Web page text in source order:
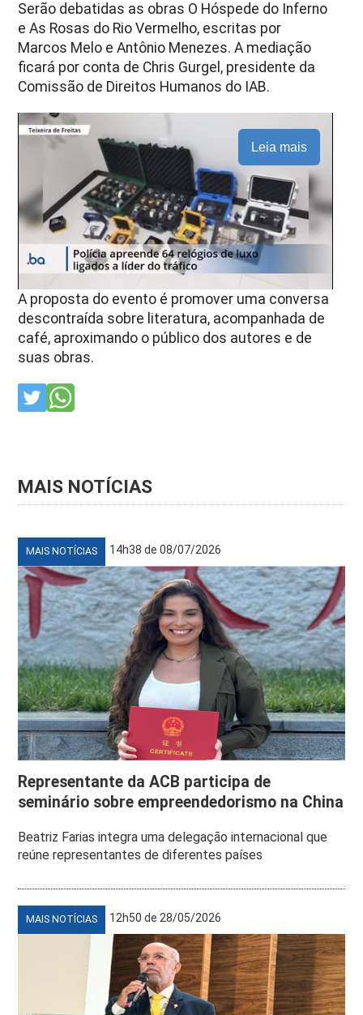
Serão debatidas as obras O Hóspede do Inferno
e As Rosas do Rio Vermelho, escritas por
Marcos Melo e Antônio Menezes. A mediação
ficará por conta de Chris Gurgel, presidente da
Comissão de Direitos Humanos do IAB.
Leia mais
A proposta do evento é promover uma conversa
descontraída sobre literatura, acompanhada de
café, aproximando o público dos autores e de
suas obras.
MAIS NOTÍCIAS
MAIS NOTÍCIAS 14h38 de 08/07/2026
Representante da ACB participa de
seminário sobre empreendedorismo na China
Beatriz Farias integra uma delegação internacional que
reúne representantes de diferentes países
MAIS NOTÍCIAS 12h50 de 28/05/2026